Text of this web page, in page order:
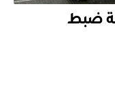
ضبط